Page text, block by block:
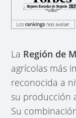
La Región de
agrícolas más
reconocida a
su producción
Su